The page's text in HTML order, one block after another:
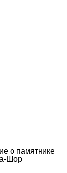
о памятнике
Шор